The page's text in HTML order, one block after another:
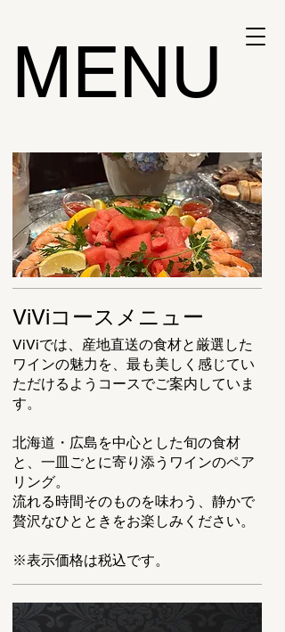
Wine Bar ViVi
​Luxeでくつろぎのひとときを 。ファー
ストクラスを身近に
MENU
ViViコースメニュー
ViViでは、産地直送の食材と厳選した
ワインの魅力を、最も美しく感じてい
ただけるようコースでご案内していま
す。
北海道・広島を中心とした旬の食材
と、一皿ごとに寄り添うワインのペア
リング。
流れる時間そのものを味わう、静かで
贅沢なひとときをお楽しみください。
※表示価格は税込です。